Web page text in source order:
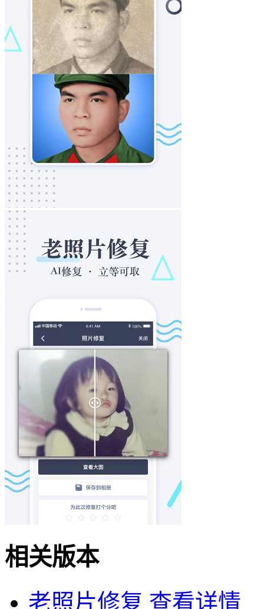
相关版本
老照片修复 查看详情